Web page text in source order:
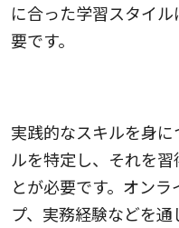
に合った学習スタイ
要です。
実践的なスキルを身
ルを特定し、それを
とが必要です。オン
プ、実務経験などを